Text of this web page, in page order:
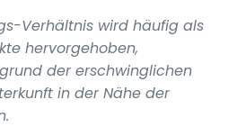
Verhältnis wird häufig als
hervorgehoben,
der erschwinglichen
in der Nähe der